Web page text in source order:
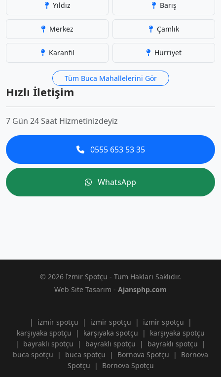
Yıldız Barış
Merkez Çamlık
Karanfil Hürriyet
Tüm Buca Mahallelerini Gör
Hızlı İletişim
7 Gün 24 Saat Hizmetinizdeyiz
0555 653 53 35
WhatsApp
© 2026 İzmir Spotçu - Tüm Hakları Saklıdır.
Web Site Tasarım - Ajansphp.com
| izmir spotçu | izmir spotçu | izmir spotçu
|
karşıyaka spotçu
| karşıyaka spotçu |
karşıyaka spotçu
|
bayraklı spotçu | bayraklı spotçu | bayraklı spotçu
|
buca spotçu
| buca spotçu | Bornova Spotçu |
Bornova
Spotçu
| Bornova Spotçu